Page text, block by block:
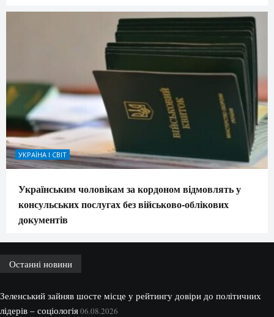
УКРАЇНА І СВІТ
Українським чоловікам за кордоном відмовлять у
консульських послугах без військово-облікових
документів
Останні новини
Зеленський зайняв шосте місце у рейтингу довіри до політичних
лідерів – соціологія06.08.2026